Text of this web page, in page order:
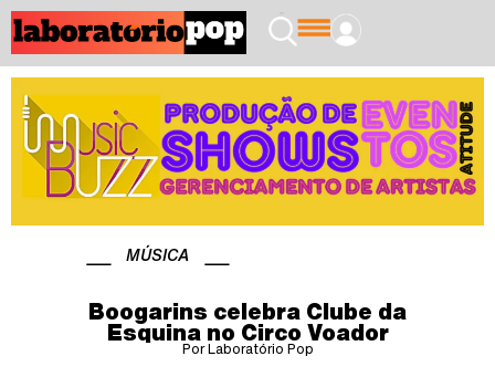
MÚSICA
Boogarins celebra Clube da
Esquina no Circo Voador
Por Laboratório Pop